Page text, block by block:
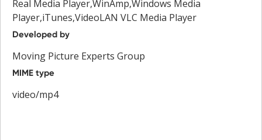
Real Media Player,WinAmp,Windows Media
Player,iTunes,VideoLAN VLC Media Player
Developed by
Moving Picture Experts Group
MIME type
video/mp4